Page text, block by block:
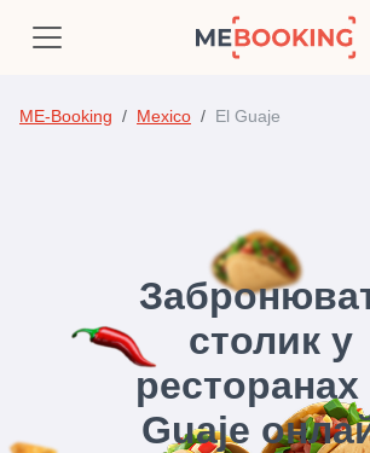
ME-Booking Mexico El Guaje
столик у
ресторанах
Guaje